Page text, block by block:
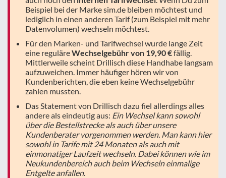
Beispiel bei der Marke sim.de bleiben möchtest und
lediglich in einen anderen Tarif (zum Beispiel mit mehr
Datenvolumen) wechseln möchtest.
Für den Marken- und Tarifwechsel wurde lange Zeit
eine reguläreWechselgebühr von 19,90 €fällig.
Mittlerweile scheint Drillisch diese Handhabe langsam
aufzuweichen. Immer häufiger hören wir von
Kundenberichten, die eben keine Wechselgebühr
zahlen mussten.
Das Statement von Drillisch dazu fiel allerdings alles
andere als eindeutig aus: Ein Wechsel kann sowohl
über die Bestellstrecke als auch über unsere
Kundenberater vorgenommen werden. Man kann hier
sowohl in Tarife mit 24 Monaten als auch mit
einmonatiger Laufzeit wechseln. Dabei können wie im
Neukundenbereich auch beim Wechseln einmalige
Entgelte anfallen.